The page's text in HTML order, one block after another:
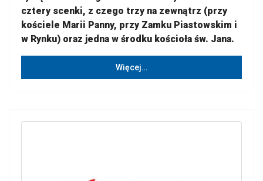
cztery scenki, z czego trzy na zewnątrz (przy
kościele Marii Panny, przy Zamku Piastowskim i
w Rynku) oraz jedna w środku kościoła św. Jana.
Więcej…